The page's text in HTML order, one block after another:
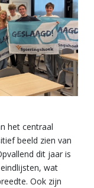
het centraal
beeld zien van
dit jaar is
wat
Ook zijn